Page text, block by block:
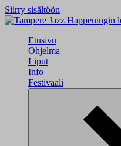
Siirry sisältöön
Etusivu
Ohjelma
Liput
Info
Festivaali